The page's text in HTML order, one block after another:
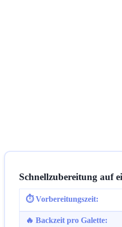
Schnellzubereitung auf
⏱️ Vorbereitungszeit:
🔥 Backzeit pro Galette: